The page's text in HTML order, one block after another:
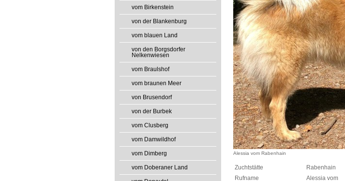
vom Birkenstein
von der Blankenburg
vom blauen Land
von den Borgsdorfer
Nelkenwiesen
vom Braulshof
vom braunen Meer
von Brusendorf
von der Burbek
vom Clusberg
vom Damwildhof
vom Dimberg
vom Doberaner Land
Alessia vom Rabenhain
Zuchtstätte
Rabenhain
Rufname
Alessia vom